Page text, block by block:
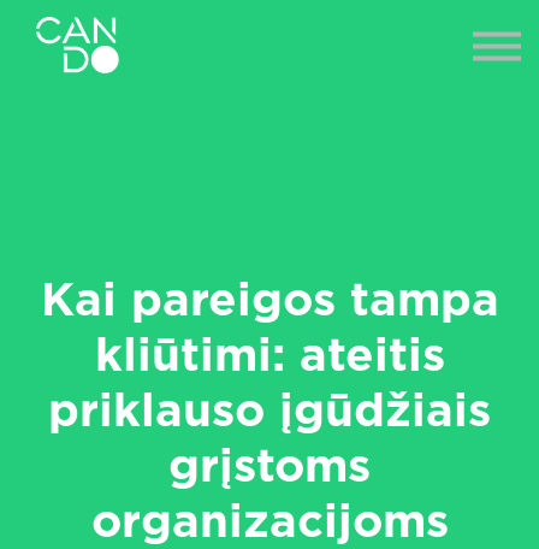
Kai pareigos tampa
kliūtimi: ateitis
priklauso įgūdžiais
grįstoms
organizacijoms